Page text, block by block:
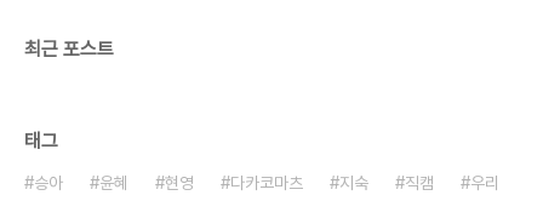
최근 포스트
태그
승아 윤혜 현영 다카코마츠 지숙 직캠
우리